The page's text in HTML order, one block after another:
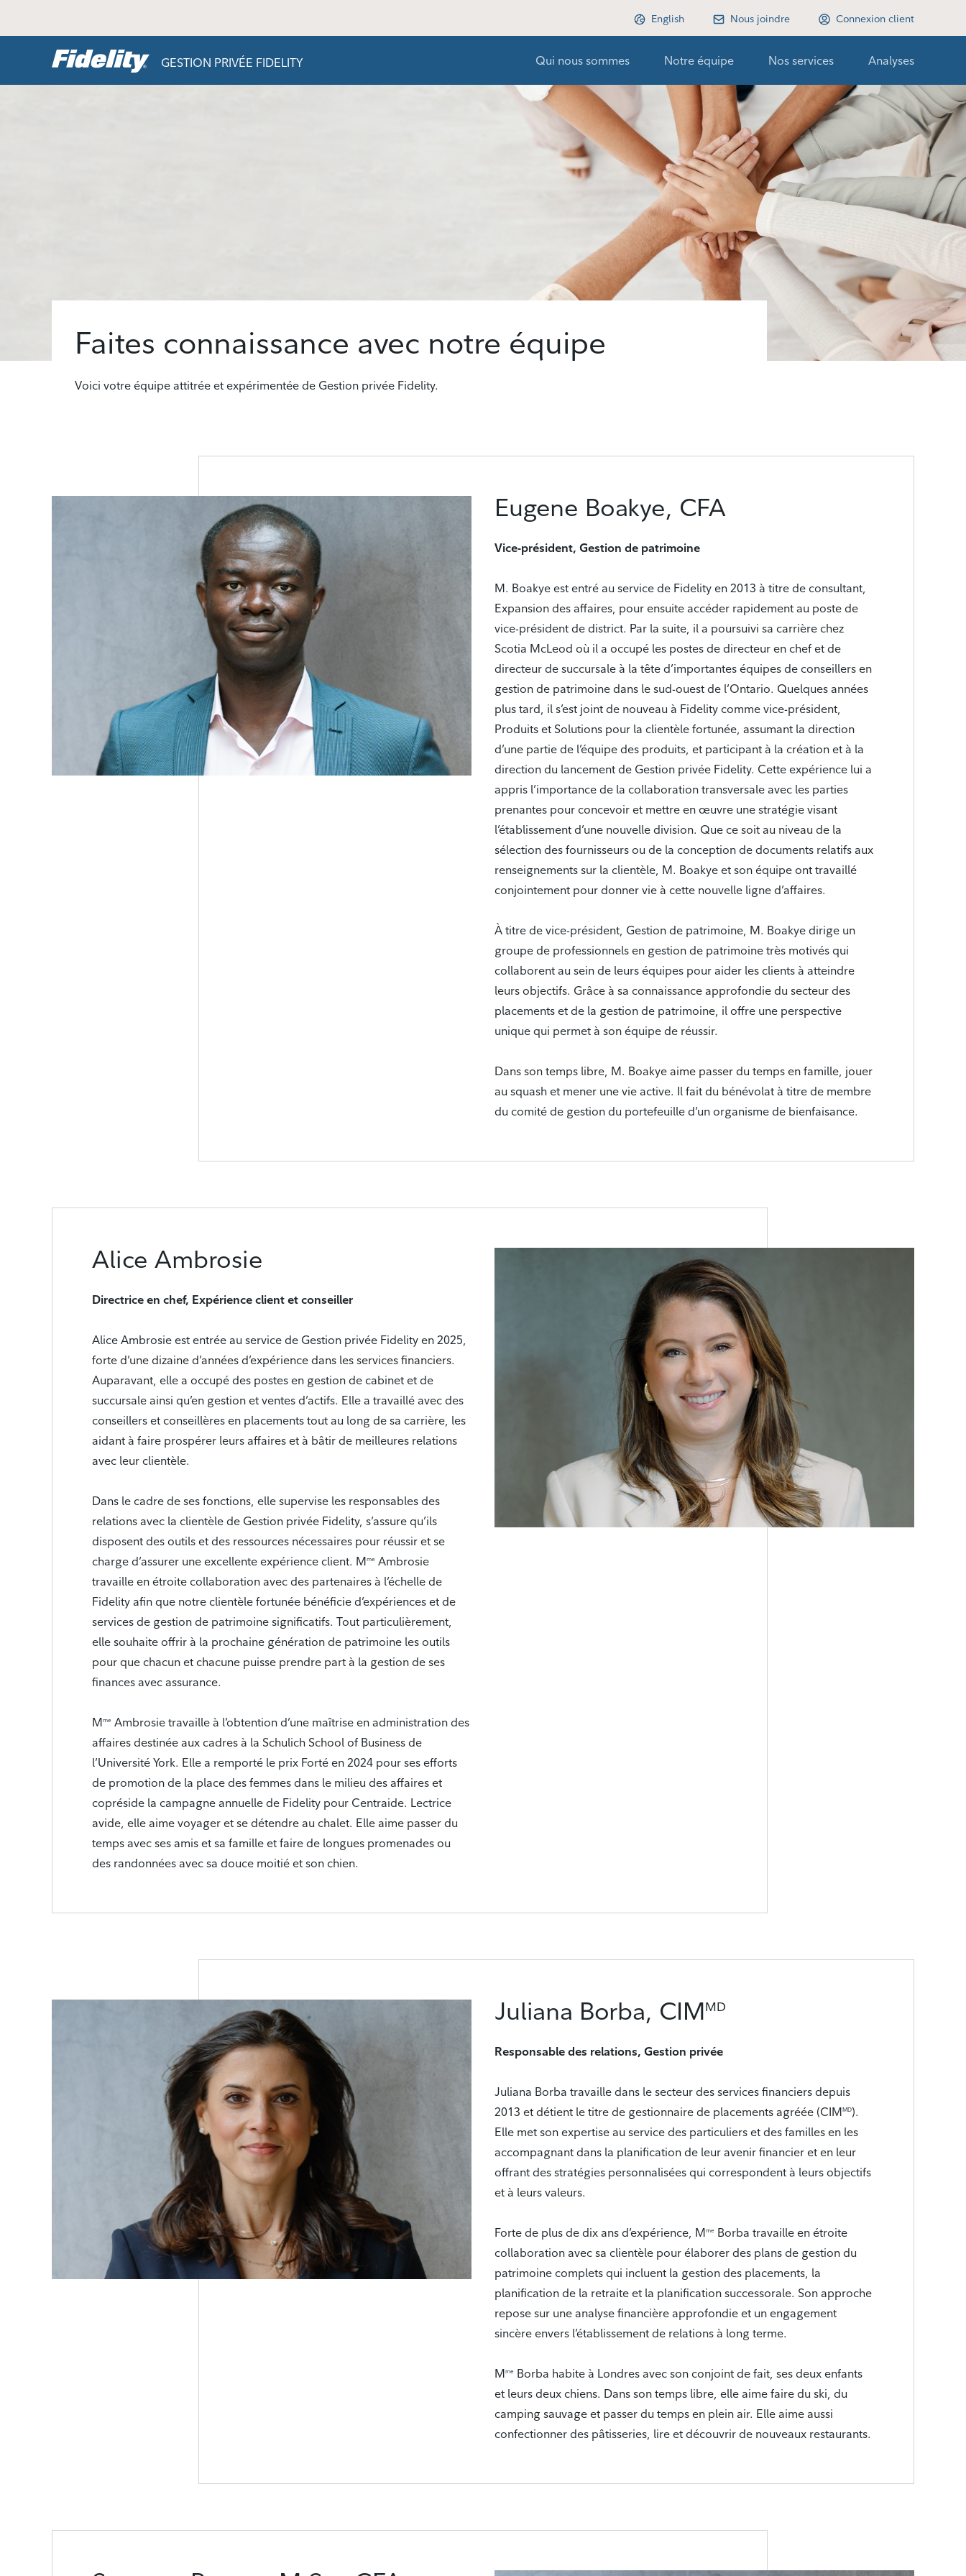
English Nous joindre Connexion client
GESTION PRIVÉE FIDELITY Qui nous sommes Notre équipe Nos services Analyses
Faites connaissance avec notre équipe
Voici votre équipe attitrée et expérimentée de Gestion privée Fidelity.
Eugene Boakye, CFA
Vice-président, Gestion de patrimoine
M. Boakye est entré au service de Fidelity en 2013 à titre de consultant,
Expansion des affaires, pour ensuite accéder rapidement au poste de
vice-président de district. Par la suite, il a poursuivi sa carrière chez
Scotia McLeod où il a occupé les postes de directeur en chef et de
directeur de succursale à la tête d’importantes équipes de conseillers en
gestion de patrimoine dans le sud-ouest de l’Ontario. Quelques années
plus tard, il s’est joint de nouveau à Fidelity comme vice-président,
Produits et Solutions pour la clientèle fortunée, assumant la direction
d’une partie de l’équipe des produits, et participant à la création et à la
direction du lancement de Gestion privée Fidelity. Cette expérience lui a
appris l’importance de la collaboration transversale avec les parties
prenantes pour concevoir et mettre en œuvre une stratégie visant
l’établissement d’une nouvelle division. Que ce soit au niveau de la
sélection des fournisseurs ou de la conception de documents relatifs aux
renseignements sur la clientèle, M. Boakye et son équipe ont travaillé
conjointement pour donner vie à cette nouvelle ligne d’affaires.
À titre de vice-président, Gestion de patrimoine, M. Boakye dirige un
groupe de professionnels en gestion de patrimoine très motivés qui
collaborent au sein de leurs équipes pour aider les clients à atteindre
leurs objectifs. Grâce à sa connaissance approfondie du secteur des
placements et de la gestion de patrimoine, il offre une perspective
unique qui permet à son équipe de réussir.
Dans son temps libre, M. Boakye aime passer du temps en famille, jouer
au squash et mener une vie active. Il fait du bénévolat à titre de membre
du comité de gestion du portefeuille d’un organisme de bienfaisance.
Alice Ambrosie
Directrice en chef, Expérience client et conseiller
Alice Ambrosie est entrée au service de Gestion privée Fidelity en 2025,
forte d’une dizaine d’années d’expérience dans les services financiers.
Auparavant, elle a occupé des postes en gestion de cabinet et de
succursale ainsi qu’en gestion et ventes d’actifs. Elle a travaillé avec des
conseillers et conseillères en placements tout au long de sa carrière, les
aidant à faire prospérer leurs affaires et à bâtir de meilleures relations
avec leur clientèle.
Dans le cadre de ses fonctions, elle supervise les responsables des
relations avec la clientèle de Gestion privée Fidelity, s’assure qu’ils
disposent des outils et des ressources nécessaires pour réussir et se
charge d’assurer une excellente expérience client. Mme Ambrosie
travaille en étroite collaboration avec des partenaires à l’échelle de
Fidelity afin que notre clientèle fortunée bénéficie d’expériences et de
services de gestion de patrimoine significatifs. Tout particulièrement,
elle souhaite offrir à la prochaine génération de patrimoine les outils
pour que chacun et chacune puisse prendre part à la gestion de ses
finances avec assurance.
Mme Ambrosie travaille à l’obtention d’une maîtrise en administration des
affaires destinée aux cadres à la Schulich School of Business de
l’Université York. Elle a remporté le prix Forté en 2024 pour ses efforts
de promotion de la place des femmes dans le milieu des affaires et
copréside la campagne annuelle de Fidelity pour Centraide. Lectrice
avide, elle aime voyager et se détendre au chalet. Elle aime passer du
temps avec ses amis et sa famille et faire de longues promenades ou
des randonnées avec sa douce moitié et son chien.
Juliana Borba, CIMMD
Responsable des relations, Gestion privée
Juliana Borba travaille dans le secteur des services financiers depuis
2013 et détient le titre de gestionnaire de placements agréée (CIMMD).
Elle met son expertise au service des particuliers et des familles en les
accompagnant dans la planification de leur avenir financier et en leur
offrant des stratégies personnalisées qui correspondent à leurs objectifs
et à leurs valeurs.
Forte de plus de dix ans d’expérience, Mme Borba travaille en étroite
collaboration avec sa clientèle pour élaborer des plans de gestion du
patrimoine complets qui incluent la gestion des placements, la
planification de la retraite et la planification successorale. Son approche
repose sur une analyse financière approfondie et un engagement
sincère envers l’établissement de relations à long terme.
Mme Borba habite à Londres avec son conjoint de fait, ses deux enfants
et leurs deux chiens. Dans son temps libre, elle aime faire du ski, du
camping sauvage et passer du temps en plein air. Elle aime aussi
confectionner des pâtisseries, lire et découvrir de nouveaux restaurants.